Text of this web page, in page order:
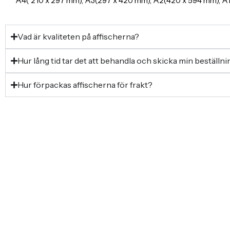
Vad är kvaliteten på affischerna?
Hur lång tid tar det att behandla och skicka min
Hur förpackas affischerna för frakt?